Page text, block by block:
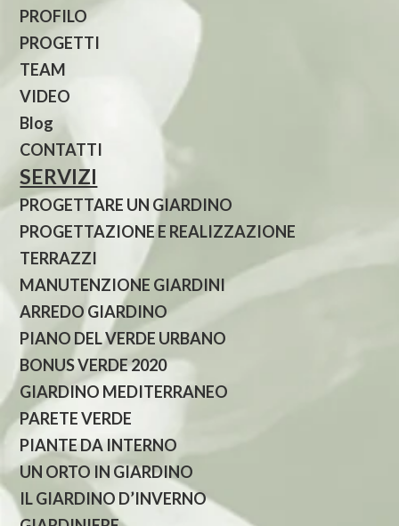
PROFILO
PROGETTI
TEAM
VIDEO
Blog
CONTATTI
SERVIZI
PROGETTARE UN GIARDINO
PROGETTAZIONE E REALIZZAZIONE
TERRAZZI
MANUTENZIONE GIARDINI
ARREDO GIARDINO
PIANO DEL VERDE URBANO
BONUS VERDE 2020
GIARDINO MEDITERRANEO
PARETE VERDE
PIANTE DA INTERNO
UN ORTO IN GIARDINO
IL GIARDINO D’INVERNO